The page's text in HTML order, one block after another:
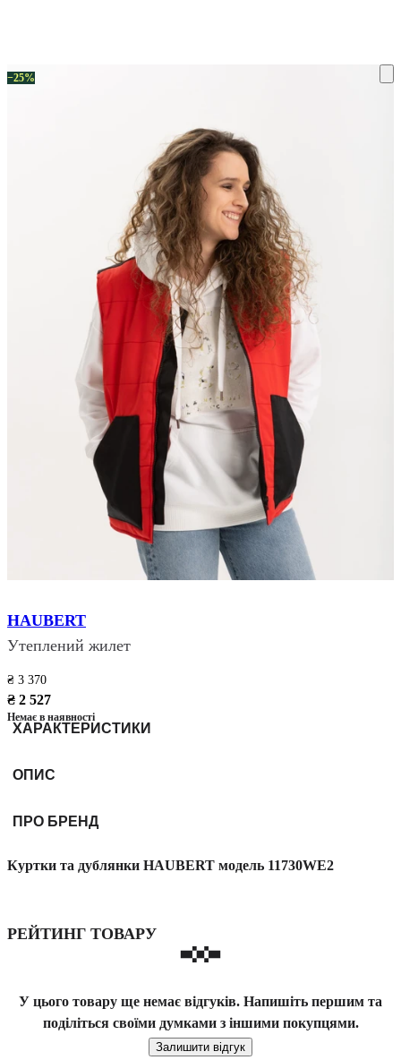
−25%
HAUBERT
Утеплений жилет
₴ 3 370
₴ 2 527
Немає в наявності
ХАРАКТЕРИСТИКИ
ОПИС
ПРО БРЕНД
Куртки та дублянки HAUBERT модель 11730WE2
РЕЙТИНГ ТОВАРУ
У цього товару ще немає відгуків. Напишіть першим та
поділіться своїми думками з іншими покупцями.
Залишити відгук